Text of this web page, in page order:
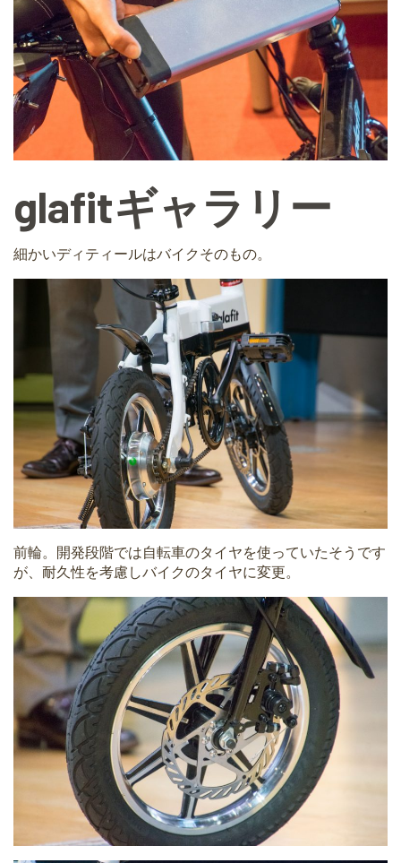
glafitギャラリー
細かいディティールはバイクそのもの。
前輪。開発段階では自転車のタイヤを使っていたそうです
が、耐久性を考慮しバイクのタイヤに変更。